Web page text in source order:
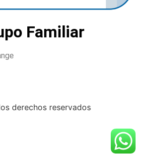
Familiar
derechos reservados